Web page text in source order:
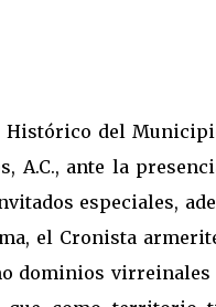
Histórico del
A.C., ante la
especiales,
el Cronista
dominios virreinales